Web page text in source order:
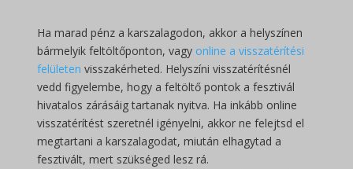
Ha marad pénz a karszalagodon, akkor a helyszínen
bármelyik feltöltőponton, vagy online a visszatérítési
felületen visszakérheted. Helyszíni visszatérítésnél
vedd figyelembe, hogy a feltöltő pontok a fesztivál
hivatalos zárásáig tartanak nyitva. Ha inkább online
visszatérítést szeretnél igényelni, akkor ne felejtsd el
megtartani a karszalagodat, miután elhagytad a
fesztivált, mert szükséged lesz rá.